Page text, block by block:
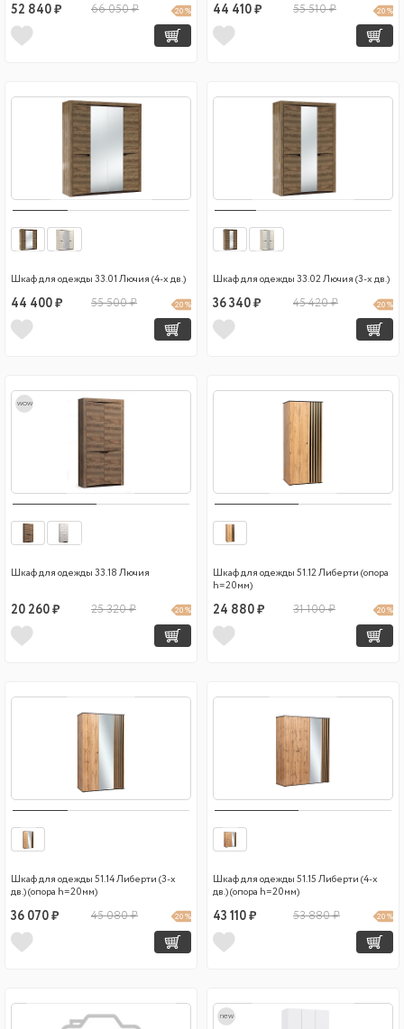
52 840 ₽ 66 050 ₽ 20 % 44 410 ₽ 55 510 ₽ 20 %
Шкаф для одежды 33.01 Лючия (4-х дв.)
44 400 ₽ 55 500 ₽ 20 %
Шкаф для одежды 33.02 Лючия (3-х дв.)
36 340 ₽ 45 420 ₽ 20 %
wow
Шкаф для одежды 33.18 Лючия
20 260 ₽ 25 320 ₽ 20 %
Шкаф для одежды 51.12 Либерти (опора
h=20мм)
24 880 ₽ 31 100 ₽ 20 %
Шкаф для одежды 51.14 Либерти (3-х
дв.) (опора h=20мм)
36 070 ₽ 45 080 ₽ 20 %
Шкаф для одежды 51.15 Либерти (4-х
дв.) (опора h=20мм)
43 110 ₽ 53 880 ₽ 20 %
new